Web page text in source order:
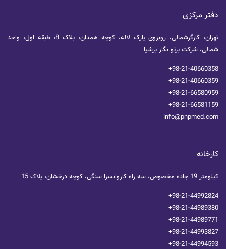
دفتر مرکزی
تهران، کارگرشمالی، روبروی پارک لاله، کوچه همدان، پلاک 8، طبقه اول، واحد
شمالی، شرکت پرتو نگار پرشیا
+98-21-40660358
+98-21-40660359
+98-21-66580959
+98-21-66581159
info@pnpmed.com
کارخانه
کیلومتر 19 جاده مخصوص، سه راه کاروانسرا سنگی، کوچه درخشان، پلاک 15
+98-21-44992824
+98-21-44989380
+98-21-44989771
+98-21-44993827
+98-21-44994593